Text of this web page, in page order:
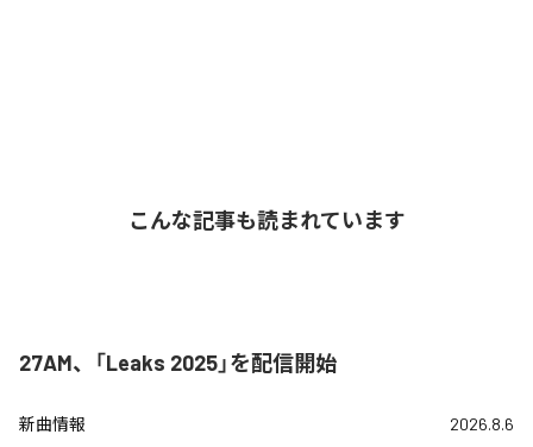
こんな記事も読まれています
27AM、「Leaks 2025」を配信開始
新曲情報 2026.8.6